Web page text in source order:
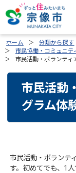
ホーム 分類から探す
市民協働・コミュニテ
市民活動・ボランティ
市民活動
グラム体
市民活動・ボランテ
す。初めてでも、1